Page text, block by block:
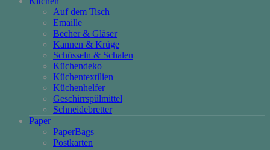
Auf dem Tisch
Emaille
Becher & Gläser
Kannen & Krüge
Schüsseln & Schalen
Küchendeko
Küchentextilien
Küchenhelfer
Geschirrspülmittel
Schneidebretter
Paper
PaperBags
Postkarten